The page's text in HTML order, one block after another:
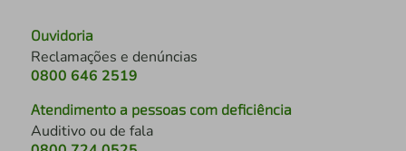
Ouvidoria
Reclamações e denúncias
0800 646 2519
Atendimento a pessoas com deficiência
Auditivo ou de fala